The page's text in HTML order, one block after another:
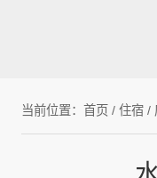
当前位置： 首页 / 住宿 /